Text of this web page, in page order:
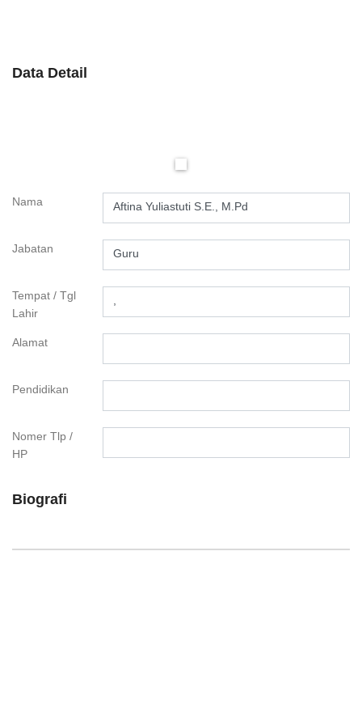
Data Detail
Nama Aftina Yuliastuti S.E., M.Pd
Jabatan Guru
Tempat / Tgl
Lahir
Alamat
Pendidikan
Nomer Tlp /
HP
Biografi